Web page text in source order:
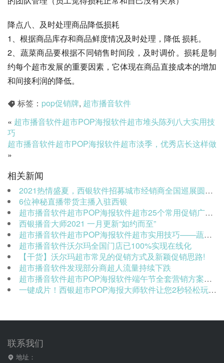
降点八、及时处理商品降低损耗
1、根据商品库存和商品鲜度情况及时处理，降低 损耗。
2、蔬菜商品要根据不同销售时间段，及时调价。损耗是制
约每个超市发展的重要因素，它体现在商品直接成本的增加
和间接利润的降低。
标签： pop促销牌, 超市播音软件
« 超市播音软件超市POP海报软件超市堆头陈列八大实用技
巧
超市播音软件超市POP海报软件超市淡季，优秀店长这样做
»
相关新闻
2021热情盛夏，西银软件招募城市经销商全国巡展圆满收官
6位神秘直播带货主播入驻西银
超市播音软件超市POP海报软件超市25个常用促销广告播音文稿
西银播音大师2021 一月更新“如约而至”
超市播音软件超市POP海报软件超市实用技巧——蔬菜商品的陈列
超市播音软件沃尔玛全国门店已100%实现在线化
【干货】沃尔玛超市常见的促销方式及新颖促销思路!
超市播音软件发现部分商超人流量持续下跌
超市播音软件超市POP海报软件端午节全套营销方案、文案强势来袭（可直接用！）
一键成片！西银超市POP海报大师软件让您2秒轻松玩转短视频！
联系我们
地址：